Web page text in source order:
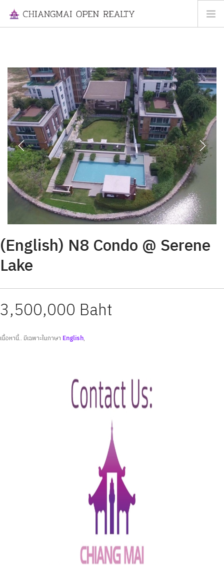
FOR SALE
INFORMATION
ABOUT US
CONTACT US
Previous Next
(English) N8 Condo @ Serene
Lake
3,500,000 Baht
เนื้อหานี้.. มีเฉพาะในภาษา English,